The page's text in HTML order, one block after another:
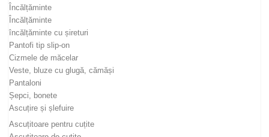
Încălțăminte
Încălțăminte
încălțăminte cu șireturi
Pantofi tip slip-on
Cizmele de măcelar
Veste, bluze cu glugă, cămăși
Pantaloni
Șepci, bonete
Ascuțire și șlefuire
Ascuțitoare pentru cuțite